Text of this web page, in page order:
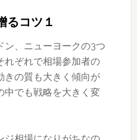
るコツ１
ン、ニューヨークの3つ
れぞれで相場参加者の
きの質も大きく傾向が
中でも戦略を大きく変